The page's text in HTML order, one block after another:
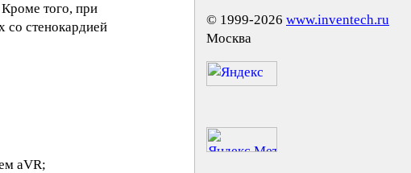
того, при
со стенокардией
aVR;
© 1999-2026 www.inventech.ru
Москва